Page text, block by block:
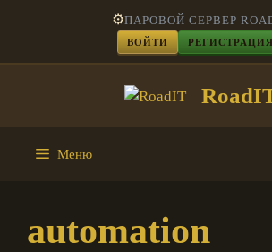
⚙️ПАРОВОЙ СЕРВЕР
ВОЙТИ РЕГИСТРАЦИЯ
Меню
automation